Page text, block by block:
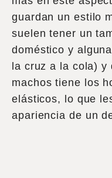
guardan un estilo
suelen tener un
doméstico y
la cruz a la cola)
machos tiene los
elásticos, lo que
apariencia de un